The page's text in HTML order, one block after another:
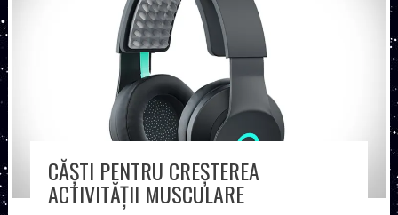
CĂȘTI PENTRU CREȘTEREA
ACTIVITĂȚII MUSCULARE